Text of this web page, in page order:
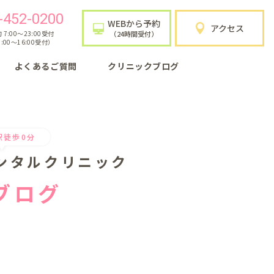
0200
7:00〜23:00受付
〜16:00受付）
WEBから予約
（24時間受付） アクセス
よくあるご質問 クリニックブログ
徒歩0分
タルクリニック
ログ